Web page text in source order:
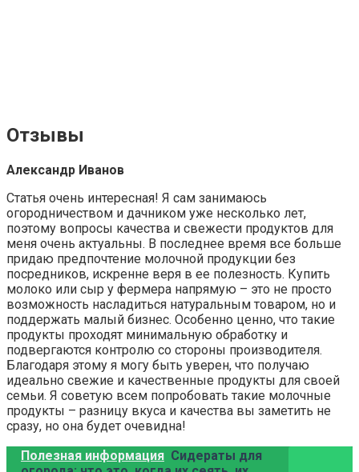
Отзывы
Александр Иванов
Статья очень интересная! Я сам занимаюсь
огородничеством и дачником уже несколько лет,
поэтому вопросы качества и свежести продуктов для
меня очень актуальны. В последнее время все больше
придаю предпочтение молочной продукции без
посредников, искренне веря в ее полезность. Купить
молоко или сыр у фермера напрямую – это не просто
возможность насладиться натуральным товаром, но и
поддержать малый бизнес. Особенно ценно, что такие
продукты проходят минимальную обработку и
подвергаются контролю со стороны производителя.
Благодаря этому я могу быть уверен, что получаю
идеально свежие и качественные продукты для своей
семьи. Я советую всем попробовать такие молочные
продукты – разницу вкуса и качества вы заметить не
сразу, но она будет очевидна!
Полезная информация Сидераты для